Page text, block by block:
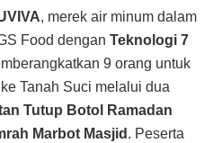
, merek air minum dalam
Food dengan Teknologi 7
9 orang untuk
Tanah Suci melalui dua
Tutup Botol Ramadan
Marbot Masjid . Peserta